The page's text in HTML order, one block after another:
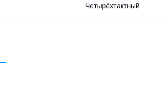
Четырёхтактный